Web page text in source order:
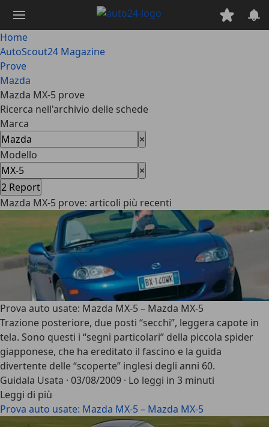
contenuto
principale
Home
AutoScout24 Magazine
Prove
Mazda
Mazda MX-5 prove
Ricerca nell'archivio delle schede
Marca
×
Modello
×
2 Report
Mazda MX-5 prove: articoli più recenti
Prova auto usate: Mazda MX-5 – Mazda MX-5
Trazione posteriore, due posti “secchi”, leggera capote in
tela. Sono questi i “segni particolari” della piccola spider
giapponese, che ha ereditato il fascino e la guida
divertente delle “scoperte” inglesi degli anni 60.
Guidala Usata · 03/08/2009 · Lo leggi in 3 minuti
Leggi di più
Prova auto usate: Mazda MX-5 – Mazda MX-5